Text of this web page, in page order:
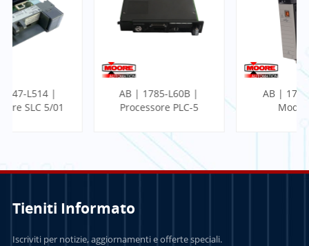
AB | 1785-L60B |
Processore PLC-5
AB | 1756-CN2 |
Modulo di
Tieniti Informato
Iscriviti per notizie, aggiornamenti e offerte speciali.